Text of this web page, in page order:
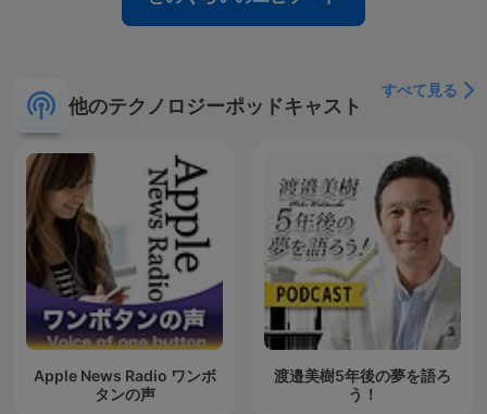
他のテクノロジーポッドキャスト
すべて見る
Apple News Radio ワンボ
タンの声
渡邉美樹5年後の夢を語ろ
う！